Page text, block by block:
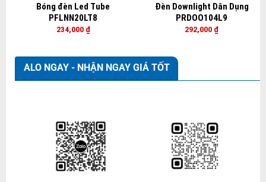
Bóng đèn Led Tube
PFLNN20LT8
234,000 ₫
Đèn Downlight Dân Dụng
PRDOO104L9
292,000 ₫
ALO NGAY - NHẬN NGAY GIÁ TỐT